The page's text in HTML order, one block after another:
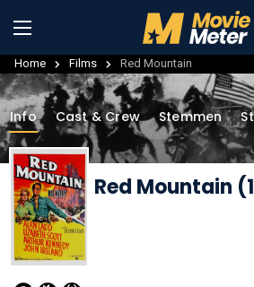
Home Films Red Mountain
Info Cast & Crew Stemmen
Red Mountain